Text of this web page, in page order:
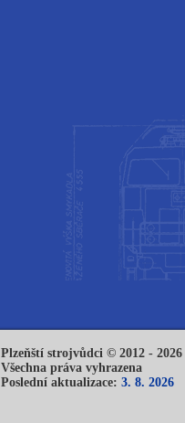
Plzeňští strojvůdci © 2012 - 2026
Všechna práva vyhrazena
Poslední aktualizace: 3. 8. 2026